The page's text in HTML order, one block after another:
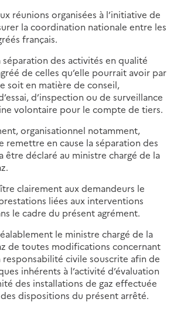
réunions organisées à l’initiative de
la coordination nationale entre les
français.
séparation des activités en qualité
de celles qu’elle pourrait avoir par
soit en matière de conseil,
d’inspection ou de surveillance
volontaire pour le compte de tiers.
organisationnel notamment,
remettre en cause la séparation des
être déclaré au ministre chargé de la
clairement aux demandeurs le
liées aux interventions
le cadre du présent agrément.
le ministre chargé de la
de toutes modifications concernant
responsabilité civile souscrite afin de
inhérents à l’activité d’évaluation
des installations de gaz effectuée
dispositions du présent arrêté.